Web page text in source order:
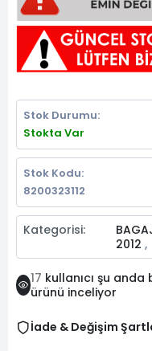
Stok Durumu:
Stokta Var
Stok Kodu:
8200323112
Kategorisi:
2012 ,
17 kullanıcı şu anda
ürünü inceliyor
İade & Değişim